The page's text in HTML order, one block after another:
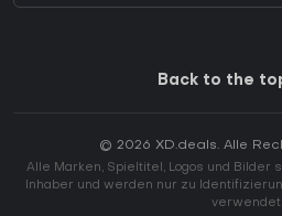
Back to the
© 2026 XD.deals. Alle
Alle Marken, Spieltitel, Logos und Bilder
Inhaber und werden nur zu
verwendet.